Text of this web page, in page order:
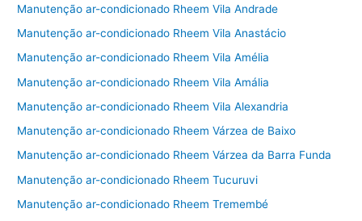
Manutenção ar-condicionado Rheem Vila Andrade
Manutenção ar-condicionado Rheem Vila Anastácio
Manutenção ar-condicionado Rheem Vila Amélia
Manutenção ar-condicionado Rheem Vila Amália
Manutenção ar-condicionado Rheem Vila Alexandria
Manutenção ar-condicionado Rheem Várzea de Baixo
Manutenção ar-condicionado Rheem Várzea da Barra Funda
Manutenção ar-condicionado Rheem Tucuruvi
Manutenção ar-condicionado Rheem Tremembé